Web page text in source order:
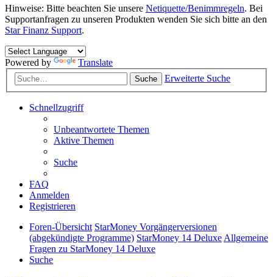
Hinweise: Bitte beachten Sie unsere Netiquette/Benimmregeln. Bei
Supportanfragen zu unseren Produkten wenden Sie sich bitte an den
Star Finanz Support.
Powered by Translate
Suche Erweiterte Suche
Schnellzugriff
Unbeantwortete Themen
Aktive Themen
Suche
FAQ
Anmelden
Registrieren
Foren-Übersicht StarMoney Vorgängerversionen
(abgekündigte Programme) StarMoney 14 DeluxeAllgemeine
Fragen zu StarMoney 14 Deluxe
Suche